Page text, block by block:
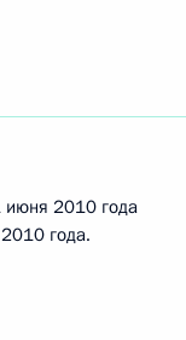
июня 2010 года
года.